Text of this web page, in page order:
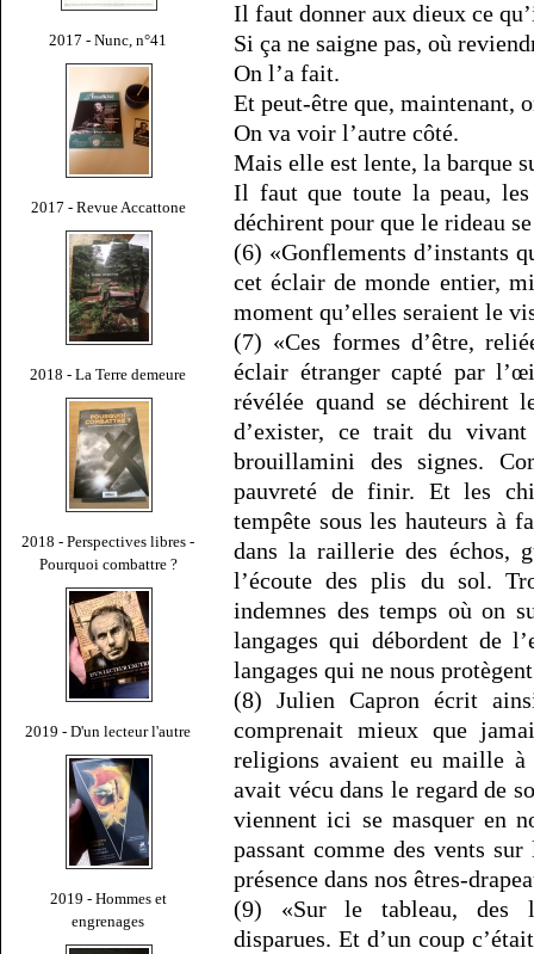
2017 - Nunc, n°41
2017 - Revue Accattone
2018 - La Terre demeure
2018 - Perspectives libres -
Pourquoi combattre ?
2019 - D'un lecteur l'autre
2019 - Hommes et
engrenages
Il faut donner aux dieux ce
Si ça ne saigne pas, où
On l’a fait.
Et peut-être que, maintenant,
On va voir l’autre côté.
Mais elle est lente, la barque
Il faut que toute la peau,
déchirent pour que le rideau
(6) «Gonflements d’instants
cet éclair de monde entier,
moment qu’elles seraient le
(7) «Ces formes d’être,
éclair étranger capté par
révélée quand se déchirent
d’exister, ce trait du
brouillamini des signes.
pauvreté de finir. Et les
tempête sous les hauteurs à
dans la raillerie des échos,
l’écoute des plis du sol.
indemnes des temps où on
langages qui débordent de
langages qui ne nous
(8) Julien Capron écrit
comprenait mieux que
religions avaient eu maille
avait vécu dans le regard de
viennent ici se masquer en
passant comme des vents
présence dans nos êtres-
(9) «Sur le tableau, des
disparues. Et d’un coup